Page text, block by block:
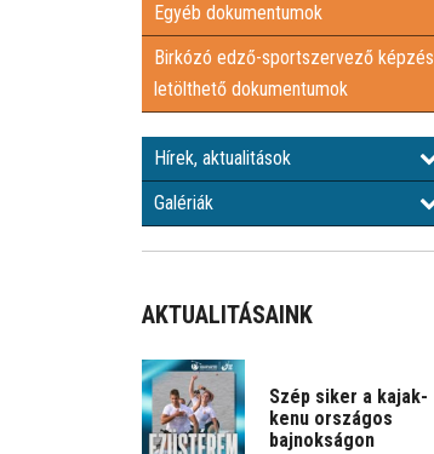
Egyéb dokumentumok
Birkózó edző-sportszervező képzés
letölthető dokumentumok
Hírek, aktualitások
Galériák
AKTUALITÁSAINK
Szép siker a kajak-
kenu országos
bajnokságon